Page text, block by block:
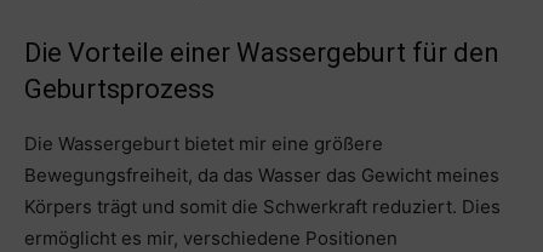
Die Vorteile einer Wassergeburt für den
Geburtsprozess
Die Wassergeburt bietet mir eine größere
Bewegungsfreiheit, da das Wasser das Gewicht meines
Körpers trägt und somit die Schwerkraft reduziert. Dies
ermöglicht es mir, verschiedene Positionen